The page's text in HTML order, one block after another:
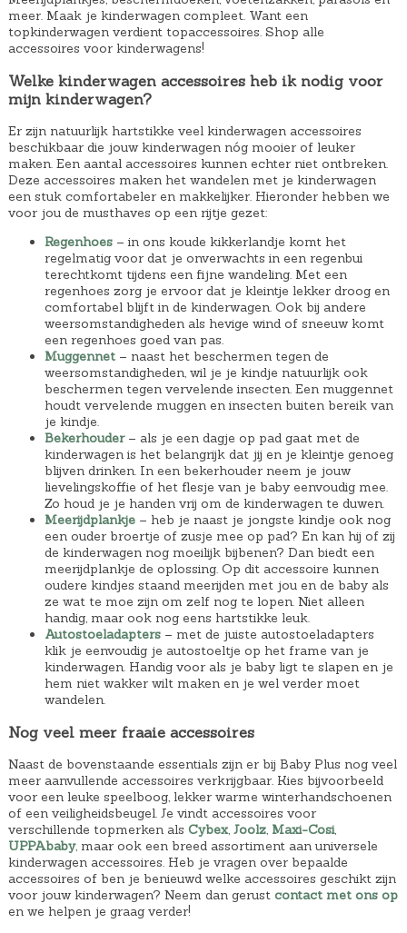
meer. Maak je kinderwagen compleet. Want een
topkinderwagen verdient topaccessoires. Shop alle
accessoires voor kinderwagens!
Welke kinderwagen accessoires heb ik nodig voor
mijn kinderwagen?
Er zijn natuurlijk hartstikke veel kinderwagen accessoires
beschikbaar die jouw kinderwagen nóg mooier of leuker
maken. Een aantal accessoires kunnen echter niet ontbreken.
Deze accessoires maken het wandelen met je kinderwagen
een stuk comfortabeler en makkelijker. Hieronder hebben we
voor jou de musthaves op een rijtje gezet:
Regenhoes – in ons koude kikkerlandje komt het
regelmatig voor dat je onverwachts in een regenbui
terechtkomt tijdens een fijne wandeling. Met een
regenhoes zorg je ervoor dat je kleintje lekker droog en
comfortabel blijft in de kinderwagen. Ook bij andere
weersomstandigheden als hevige wind of sneeuw komt
een regenhoes goed van pas.
Muggennet – naast het beschermen tegen de
weersomstandigheden, wil je je kindje natuurlijk ook
beschermen tegen vervelende insecten. Een muggennet
houdt vervelende muggen en insecten buiten bereik van
je kindje.
Bekerhouder – als je een dagje op pad gaat met de
kinderwagen is het belangrijk dat jij en je kleintje genoeg
blijven drinken. In een bekerhouder neem je jouw
lievelingskoffie of het flesje van je baby eenvoudig mee.
Zo houd je je handen vrij om de kinderwagen te duwen.
Meerijdplankje – heb je naast je jongste kindje ook nog
een ouder broertje of zusje mee op pad? En kan hij of zij
de kinderwagen nog moeilijk bijbenen? Dan biedt een
meerijdplankje de oplossing. Op dit accessoire kunnen
oudere kindjes staand meerijden met jou en de baby als
ze wat te moe zijn om zelf nog te lopen. Niet alleen
handig, maar ook nog eens hartstikke leuk.
Autostoeladapters – met de juiste autostoeladapters
klik je eenvoudig je autostoeltje op het frame van je
kinderwagen. Handig voor als je baby ligt te slapen en je
hem niet wakker wilt maken en je wel verder moet
wandelen.
Nog veel meer fraaie accessoires
Naast de bovenstaande essentials zijn er bij Baby Plus nog veel
meer aanvullende accessoires verkrijgbaar. Kies bijvoorbeeld
voor een leuke speelboog, lekker warme winterhandschoenen
of een veiligheidsbeugel. Je vindt accessoires voor
verschillende topmerken als Cybex, Joolz, Maxi-Cosi,
UPPAbaby, maar ook een breed assortiment aan universele
kinderwagen accessoires. Heb je vragen over bepaalde
accessoires of ben je benieuwd welke accessoires geschikt zijn
voor jouw kinderwagen? Neem dan gerust contact met ons op
en we helpen je graag verder!